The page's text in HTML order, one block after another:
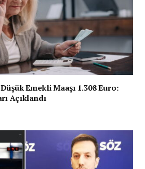
Emekli Maaşı 1.308 Euro:
Açıklandı